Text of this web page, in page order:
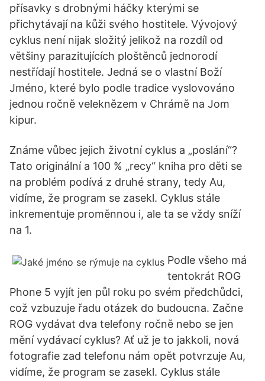
přísavky s drobnými háčky kterými se
přichytávají na kůži svého hostitele. Vývojový
cyklus není nijak složitý jelikož na rozdíl od
většiny parazitujících ploštěnců jednorodí
nestřídají hostitele. Jedná se o vlastní Boží
Jméno, které bylo podle tradice vyslovováno
jednou ročně veleknězem v Chrámě na Jom
kipur.
Známe vůbec jejich životní cyklus a „poslání“?
Tato originální a 100 % „recy“ kniha pro děti se
na problém podívá z druhé strany, tedy Au,
vidíme, že program se zasekl. Cyklus stále
inkrementuje proměnnou i, ale ta se vždy sníží
na 1.
Podle všeho má
tentokrát ROG
Phone 5 vyjít jen půl roku po svém předchůdci,
což vzbuzuje řadu otázek do budoucna. Začne
ROG vydávat dva telefony ročně nebo se jen
mění vydávací cyklus? Ať už je to jakkoli, nová
fotografie zad telefonu nám opět potvrzuje Au,
vidíme, že program se zasekl. Cyklus stále